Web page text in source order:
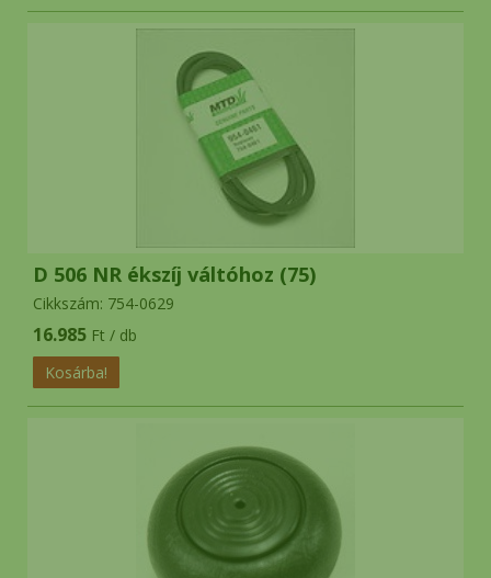
D 506 NR ékszíj váltóhoz (75)
Cikkszám: 754-0629
16.985 Ft / db